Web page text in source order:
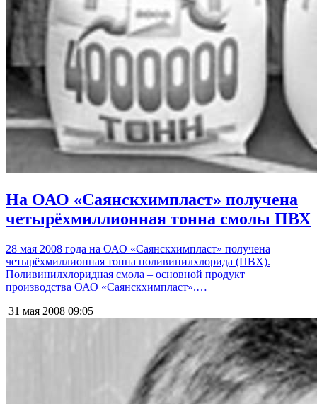
На ОАО «Саянскхимпласт» получена
четырёхмиллионная тонна смолы ПВХ
28 мая 2008 года на ОАО «Саянскхимпласт» получена
четырёхмиллионная тонна поливинилхлорида (ПВХ).
Поливинилхлоридная смола – основной продукт
производства ОАО «Саянскхимпласт».…
31 мая 2008 09:05